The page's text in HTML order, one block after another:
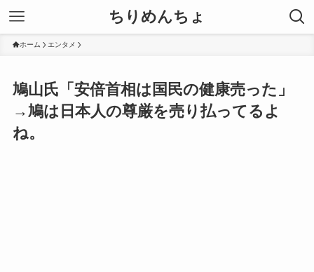
ちりめんちょ
ホーム エンタメ
鳩山氏「安倍首相は国民の健康売った」
→鳩は日本人の尊厳を売り払ってるよ
ね。